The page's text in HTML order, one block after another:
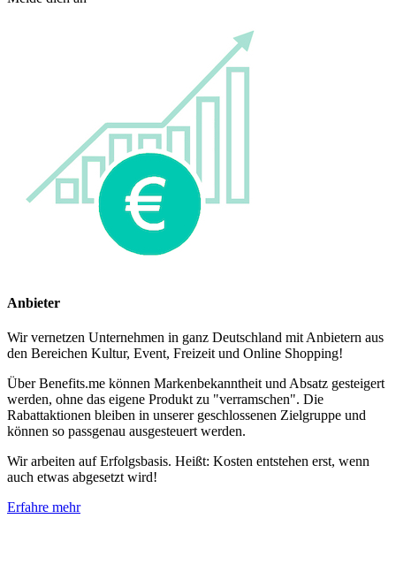
Anbieter
Wir vernetzen Unternehmen in ganz Deutschland mit Anbietern aus
den Bereichen Kultur, Event, Freizeit und Online Shopping!
Über Benefits.me können Markenbekanntheit und Absatz gesteigert
werden, ohne das eigene Produkt zu "verramschen". Die
Rabattaktionen bleiben in unserer geschlossenen Zielgruppe und
können so passgenau ausgesteuert werden.
Wir arbeiten auf Erfolgsbasis. Heißt: Kosten entstehen erst, wenn
auch etwas abgesetzt wird!
Erfahre mehr